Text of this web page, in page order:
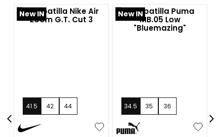
New IN
41.5 42 44
New IN
34.5 35 36